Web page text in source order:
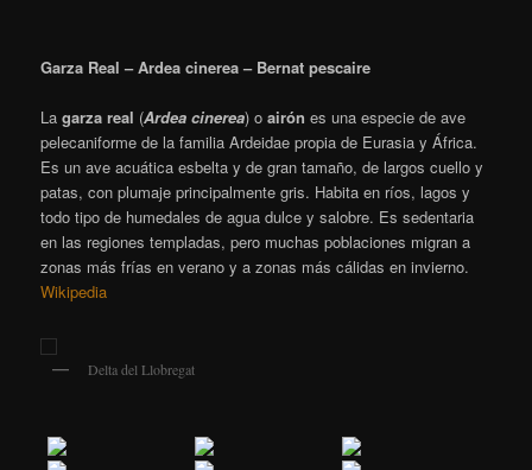
Garza Real – Ardea cinerea – Bernat pescaire
Lagarza real (Ardea cinerea) ​ oairón ​ es una especie de ave
pelecaniforme de la familia Ardeidae propia de Eurasia y África.
Es un ave acuática esbelta y de gran tamaño, de largos cuello y
patas, con plumaje principalmente gris. Habita en ríos, lagos y
todo tipo de humedales de agua dulce y salobre. Es sedentaria
en las regiones templadas, pero muchas poblaciones migran a
zonas más frías en verano y a zonas más cálidas en invierno.
Wikipedia
Delta del Llobregat